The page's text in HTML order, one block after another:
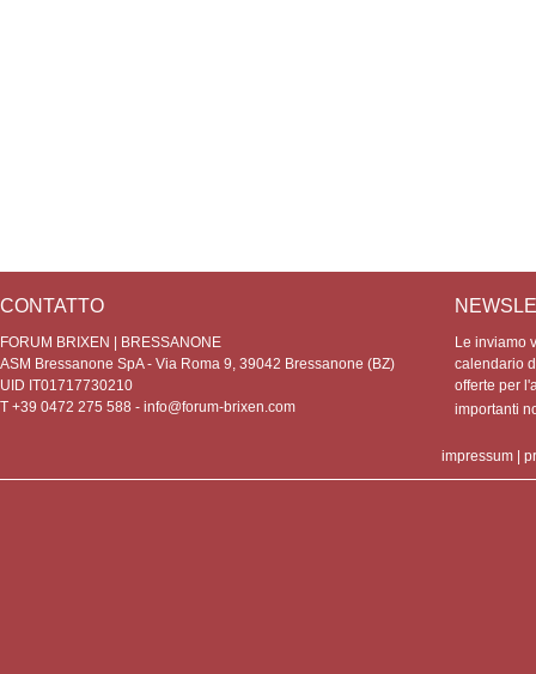
CONTATTO
FORUM BRIXEN | BRESSANONE
ASM Bressanone SpA - Via Roma 9, 39042 Bressanone (BZ)
UID IT01717730210
T +39 0472 275 588 - info@forum-brixen.com
Le inviamo
calendario
offerte per
importanti
impressum